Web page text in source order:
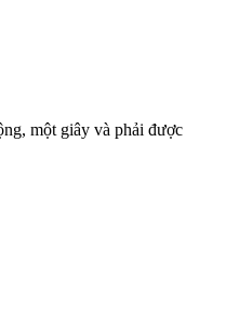
một giây và phải được